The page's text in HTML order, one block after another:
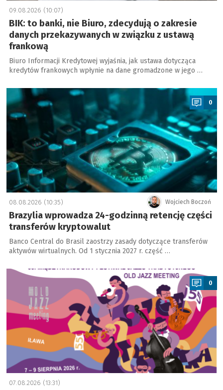
09.08.2026 (10:07)
BIK: to banki, nie Biuro, zdecydują o zakresie
danych przekazywanych w związku z ustawą
frankową
Biuro Informacji Kredytowej wyjaśnia, jak ustawa dotycząca
kredytów frankowych wpłynie na dane gromadzone w jego …
a
0
Wojciech Boczoń
08.08.2026 (10:35)
Brazylia wprowadza 24-godzinną retencję części
transferów kryptowalut
Banco Central do Brasil zaostrzy zasady dotyczące transferów
aktywów wirtualnych. Od 1 stycznia 2027 r. część …
a
0
07.08.2026 (13:31)